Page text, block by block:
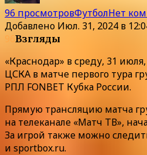
96 просмотровФутболНет
Добавлено Июл. 31, 2024 в
96 Взгляды
«Краснодар» в среду, 31
ЦСКА в матче первого тура
РПЛ FONBET Кубка России.
Прямую трансляцию матча
на телеканале «Матч ТВ»,
За игрой также можно
и sportbox.ru.